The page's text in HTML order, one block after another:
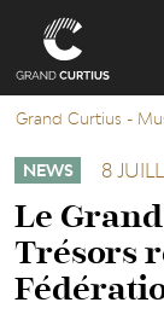
contenu
principal
Grand Curtius -
NEWS 8
Le
Trésors